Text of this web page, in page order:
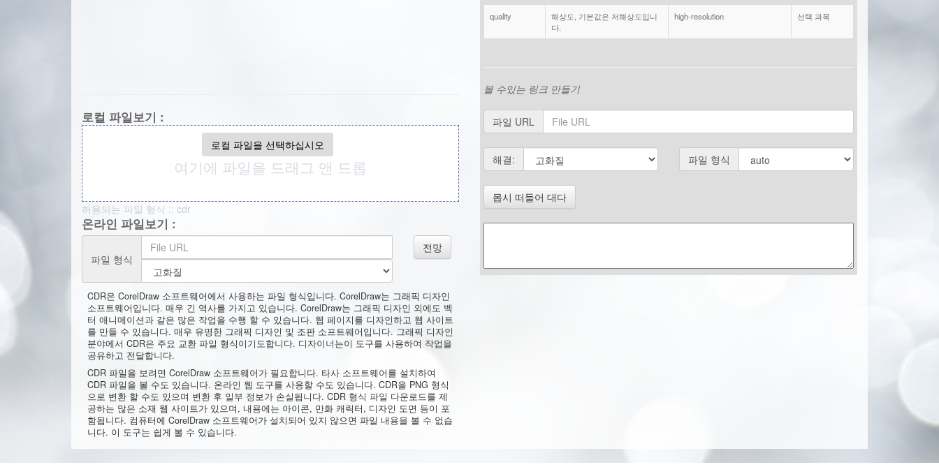
로컬 파일보기 :
로컬 파일을 선택하십시오
여기에 파일을 드래그 앤 드롭
허용되는 파일 형식 :: cdr
온라인 파일보기 :
파일 형식
전망
CDR은 CorelDraw 소프트웨어에서 사용하는 파일 형식입니다. CorelDraw는 그래픽 디자인
소프트웨어입니다. 매우 긴 역사를 가지고 있습니다. CorelDraw는 그래픽 디자인 외에도 벡
터 애니메이션과 같은 많은 작업을 수행 할 수 있습니다. 웹 페이지를 디자인하고 웹 사이트
를 만들 수 있습니다. 매우 유명한 그래픽 디자인 및 조판 소프트웨어입니다. 그래픽 디자인
분야에서 CDR은 주요 교환 파일 형식이기도합니다. 디자이너는이 도구를 사용하여 작업을
공유하고 전달합니다.
CDR 파일을 보려면 CorelDraw 소프트웨어가 필요합니다. 타사 소프트웨어를 설치하여
CDR 파일을 볼 수도 있습니다. 온라인 웹 도구를 사용할 수도 있습니다. CDR을 PNG 형식
으로 변환 할 수도 있으며 변환 후 일부 정보가 손실됩니다. CDR 형식 파일 다운로드를 제
공하는 많은 소재 웹 사이트가 있으며, 내용에는 아이콘, 만화 캐릭터, 디자인 도면 등이 포
함됩니다. 컴퓨터에 CorelDraw 소프트웨어가 설치되어 있지 않으면 파일 내용을 볼 수 없습
니다. 이 도구는 쉽게 볼 수 있습니다.
quality
해상도, 기본값은 저해상도입니
다.
high-resolution 선택 과목
볼 수있는 링크 만들기
파일 URL
해결: 파일 형식
몹시 떠들어 대다